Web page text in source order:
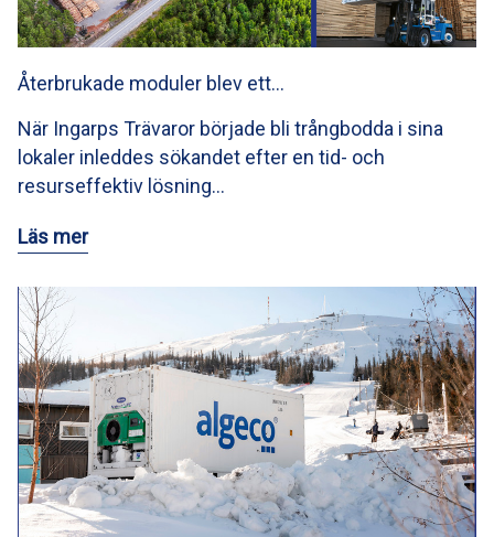
Återbrukade moduler blev ett…
När Ingarps Trävaror började bli trångbodda i sina
lokaler inleddes sökandet efter en tid- och
resurseffektiv lösning…
Läs mer